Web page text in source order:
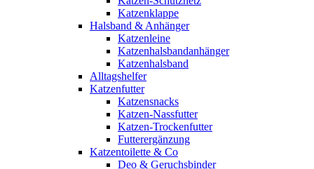
Katzenklappe
Halsband & Anhänger
Katzenleine
Katzenhalsbandanhänger
Katzenhalsband
Alltagshelfer
Katzenfutter
Katzensnacks
Katzen-Nassfutter
Katzen-Trockenfutter
Futterergänzung
Katzentoilette & Co
Deo & Geruchsbinder